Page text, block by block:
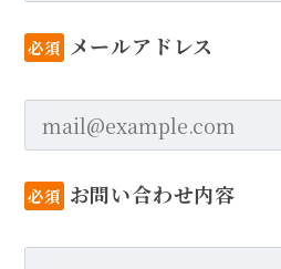
必須 メールアドレス
必須 お問い合わせ内容